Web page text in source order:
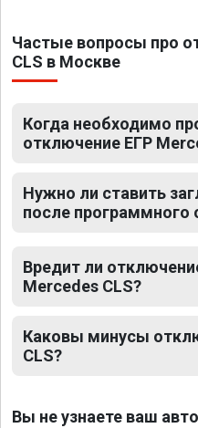
Частые вопросы про
CLS в Москве
Когда необходимо
отключение ЕГР
Нужно ли ставить
после программного
Вредит ли
Mercedes CLS?
Каковы минусы
CLS?
Вы не узнаете ваш